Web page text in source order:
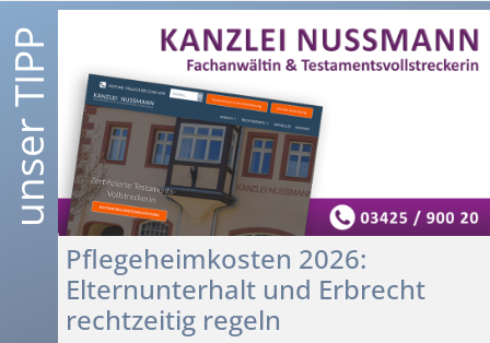
Pflegeheimkosten 2026:
Elternunterhalt und Erbrecht
rechtzeitig regeln